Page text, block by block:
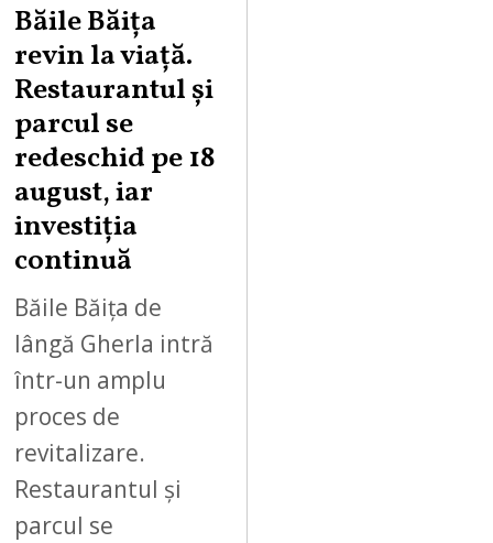
S
9
Băile Băița
revin la viață.
Restaurantul și
parcul se
redeschid pe 18
august, iar
investiția
continuă
Băile Băița de
lângă Gherla intră
într-un amplu
proces de
revitalizare.
Restaurantul și
parcul se